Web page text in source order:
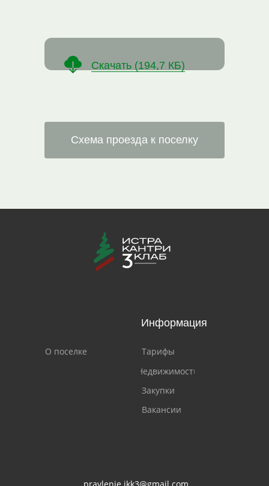
Схема проезда к поселку
Скачать (194,7 КБ)
Информация
О поселке
Тарифы
Недвижимость
Закупки
Вакансии